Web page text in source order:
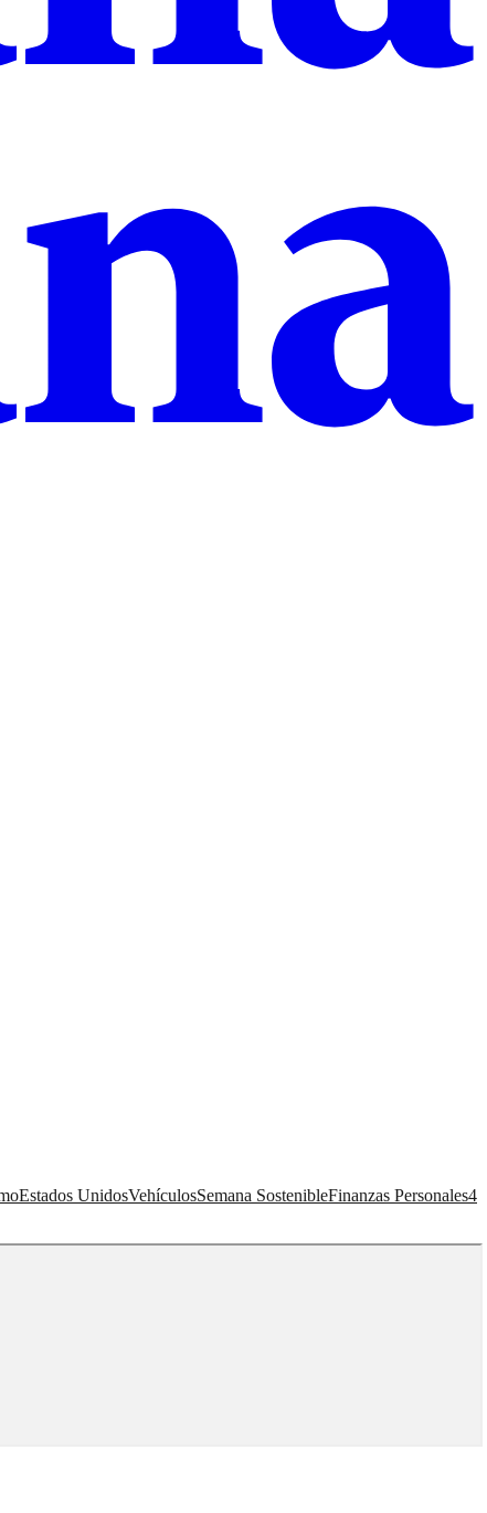
Estados UnidosVehículosSemana SostenibleFinanzas Personales4